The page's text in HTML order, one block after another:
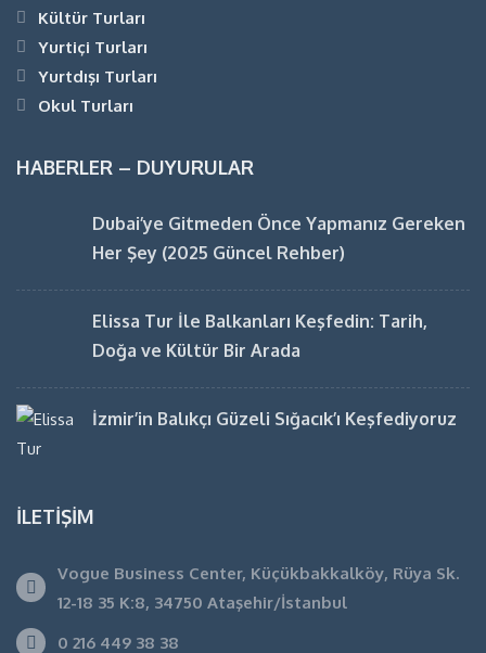
Kültür Turları
Yurtiçi Turları
Yurtdışı Turları
Okul Turları
HABERLER – DUYURULAR
Dubai’ye Gitmeden Önce Yapmanız Gereken
Her Şey (2025 Güncel Rehber)
Elissa Tur İle Balkanları Keşfedin: Tarih,
Doğa ve Kültür Bir Arada
İzmir’in Balıkçı Güzeli Sığacık’ı Keşfediyoruz
İLETIŞIM
Vogue Business Center, Küçükbakkalköy, Rüya Sk.
12-18 35 K:8, 34750 Ataşehir/İstanbul
0 216 449 38 38